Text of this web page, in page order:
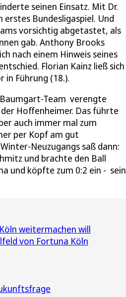
seinen Einsatz. Mit Dr.
Bundesligaspiel. Und
vorsichtig abgetastet, als
gab. Anthony Brooks
nach einem Hinweis seines
Florian Kainz ließ sich
in Führung (18.).
Baumgart-Team verengte
Hoffenheimer. Das führte
auch immer mal zum
per Kopf am gut
Neuzugangs saß dann:
und brachte den Ball
und köpfte zum 0:2 ein - sein
weitermachen will
von Fortuna Köln